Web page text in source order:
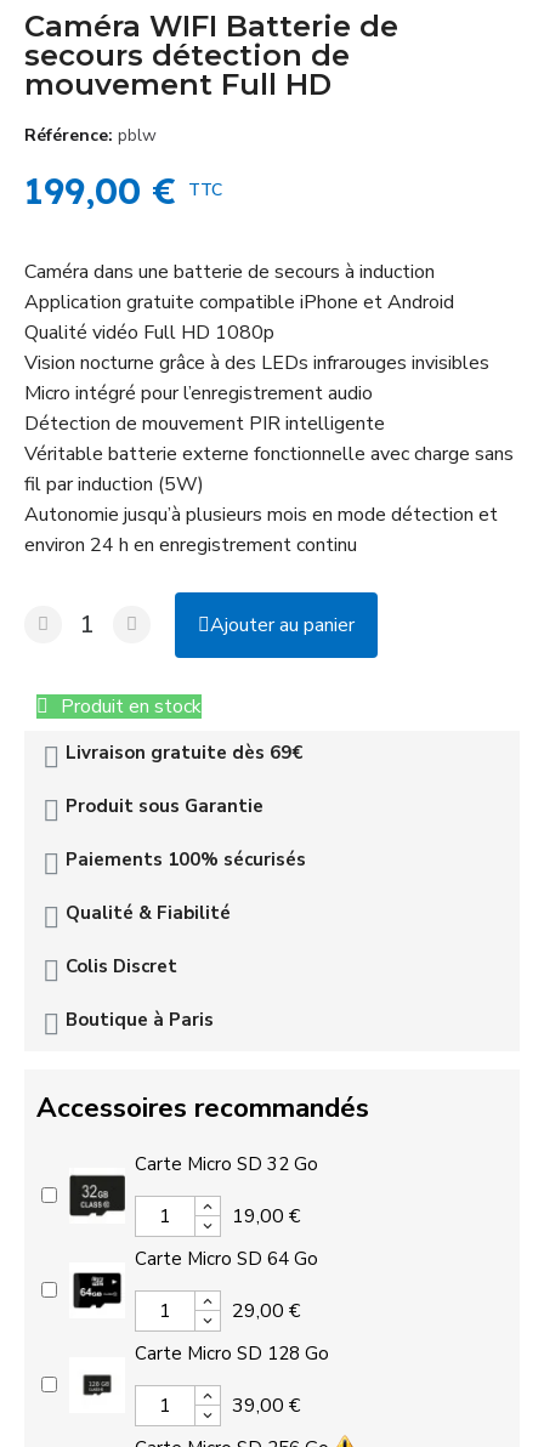
Caméra WIFI Batterie de
secours détection de
mouvement Full HD
Référence pblw
199,00 € TTC
Caméra dans une batterie de secours à induction
Application gratuite compatible iPhone et Android
Qualité vidéo Full HD 1080p
Vision nocturne grâce à des LEDs infrarouges invisibles
Micro intégré pour l’enregistrement audio
Détection de mouvement PIR intelligente
Véritable batterie externe fonctionnelle avec charge sans
fil par induction (5W)
Autonomie jusqu’à plusieurs mois en mode détection et
environ 24 h en enregistrement continu
Ajouter au panier
Produit en stock
Livraison gratuite dès 69€
Produit sous Garantie
Paiements 100% sécurisés
Qualité & Fiabilité
Colis Discret
Boutique à Paris
Accessoires recommandés
Carte Micro SD 32 Go
19,00 €
Carte Micro SD 64 Go
29,00 €
Carte Micro SD 128 Go
39,00 €